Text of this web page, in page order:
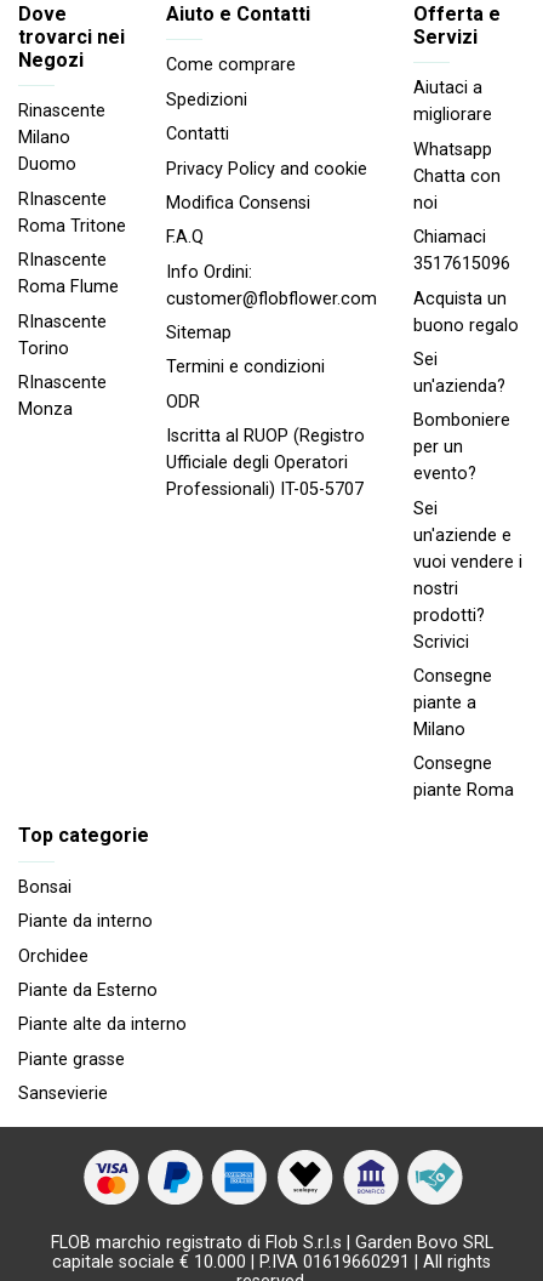
Dove
trovarci nei
Negozi
Rinascente
Milano
Duomo
RInascente
Roma Tritone
RInascente
Roma FIume
RInascente
Torino
RInascente
Monza
Aiuto e Contatti
Come comprare
Spedizioni
Contatti
Privacy Policy and cookie
Modifica Consensi
F.A.Q
Info Ordini:
customer@flobflower.com
Sitemap
Termini e condizioni
ODR
Iscritta al RUOP (Registro
Ufficiale degli Operatori
Professionali) IT-05-5707
Offerta e
Servizi
Aiutaci a
migliorare
Whatsapp
Chatta con
noi
Chiamaci
3517615096
Acquista un
buono regalo
Sei
un'azienda?
Bomboniere
per un
evento?
Sei
un'aziende e
vuoi vendere i
nostri
prodotti?
Scrivici
Consegne
piante a
Milano
Consegne
piante Roma
Top categorie
Bonsai
Piante da interno
Orchidee
Piante da Esterno
Piante alte da interno
Piante grasse
Sansevierie
FLOB marchio registrato di Flob S.r.l.s | Garden Bovo SRL
capitale sociale € 10.000 | P.IVA 01619660291 | All rights